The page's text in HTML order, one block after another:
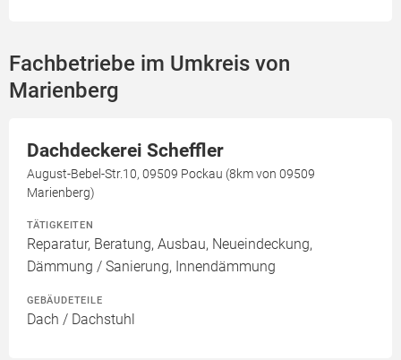
Fachbetriebe im Umkreis von
Marienberg
Dachdeckerei Scheffler
August-Bebel-Str.10, 09509 Pockau (8km von 09509
Marienberg)
TÄTIGKEITEN
Reparatur, Beratung, Ausbau, Neueindeckung,
Dämmung / Sanierung, Innendämmung
GEBÄUDETEILE
Dach / Dachstuhl